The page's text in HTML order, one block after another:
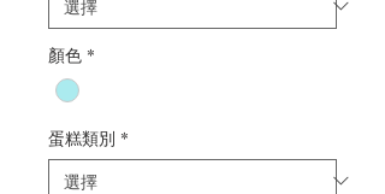
顏色 *
蛋糕類別 *